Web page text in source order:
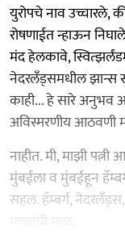
युरोपचे नाव उच्चारले,
रोषणाईत न्हाऊन
मंद हेलकावे,
नेदरलँड्समधील झान्स
काही... हे सारे अनुभव
अविस्मरणीय आठवणी
नाहीत. मी, माझी
मुंबईला व मुंबईहून
सहल. हॅम्बर्ग, नेदरलँड्स,
मण्यांची माळ.